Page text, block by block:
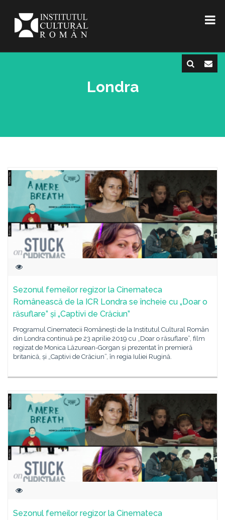
Londra
Sezonul femeilor regizor la Cinemateca
Românească de la ICR Londra se încheie cu „Doar o
răsuflare” și „Captivi de Crăciun”
Programul Cinematecii Românești de la Institutul Cultural Român
din Londra continuă pe 23 aprilie 2019 cu „Doar o răsuflare”, film
regizat de Monica Lăzurean-Gorgan și prezentat în premieră
britanică, și „Captivi de Crăciun”, în regia Iuliei Rugină.
Sezonul femeilor regizor la Cinemateca